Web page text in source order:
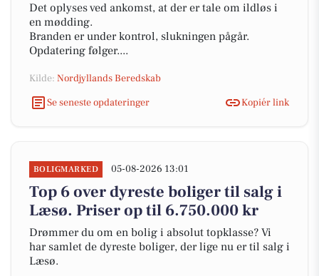
Det oplyses ved ankomst, at der er tale om ildløs i
en mødding.
Branden er under kontrol, slukningen pågår.
Opdatering følger....
Kilde: Nordjyllands Beredskab
Se seneste opdateringer
Kopiér link
BOLIGMARKED 05-08-2026 13:01
Top 6 over dyreste boliger til salg i
Læsø. Priser op til 6.750.000 kr
Drømmer du om en bolig i absolut topklasse? Vi
har samlet de dyreste boliger, der lige nu er til salg i
Læsø.